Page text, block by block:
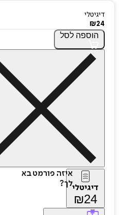
דיגיטלי
₪24
הוספה לסל
איזה פורמט בא
לך?דיגיטלי
₪24